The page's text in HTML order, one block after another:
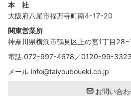
本 社
大阪府八尾市福万寺町南4-17-20
関東営業所
神奈川県横浜市鶴見区上の宮1丁目
電話 072-997-4678 ／0120-99-3323
メール info@taiyouboueki.co.jp
お問い合